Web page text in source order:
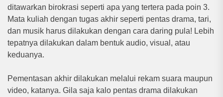
ditawarkan birokrasi seperti apa yang tertera pada poin 3.
Mata kuliah dengan tugas akhir seperti pentas drama, tari,
dan musik harus dilakukan dengan cara daring pula! Lebih
tepatnya dilakukan dalam bentuk audio, visual, atau
keduanya.
Pementasan akhir dilakukan melalui rekam suara maupun
video, katanya. Gila saja kalo pentas drama dilakukan